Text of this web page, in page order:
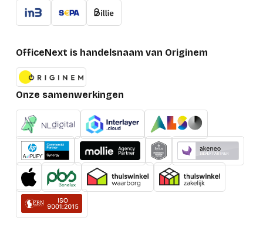
Sneltoetsen
toetsenblok
Programmeerbare
hot keys
Afstand tussen
toetsen
2.5 mm
Verpakking
Diepte verpakking
162.7 mm
Hoogte verpakking
29.5 mm
Breedte verpakking
OfficeNext is handelsnaam van Originem
Onze samenwerkingen